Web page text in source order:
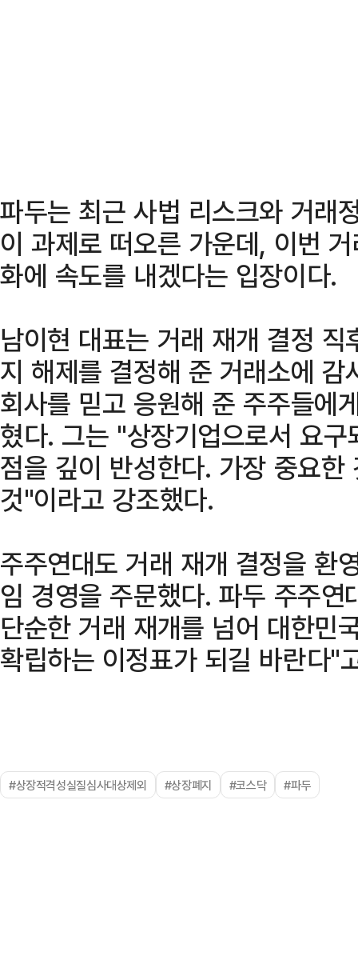
파두는 최근 사법 리스크와 거래
이 과제로 떠오른 가운데, 이번
화에 속도를 내겠다는 입장이다.
남이현 대표는 거래 재개 결정
지 해제를 결정해 준 거래소에
회사를 믿고 응원해 준 주주들에
혔다. 그는 "상장기업으로서 요
점을 깊이 반성한다. 가장 중요
것"이라고 강조했다.
주주연대도 거래 재개 결정을 환
임 경영을 주문했다. 파두 주주
단순한 거래 재개를 넘어 대한민
확립하는 이정표가 되길 바란다"
#상장적격성실질심사대상제외 #상장폐지 #코스닥 #파두